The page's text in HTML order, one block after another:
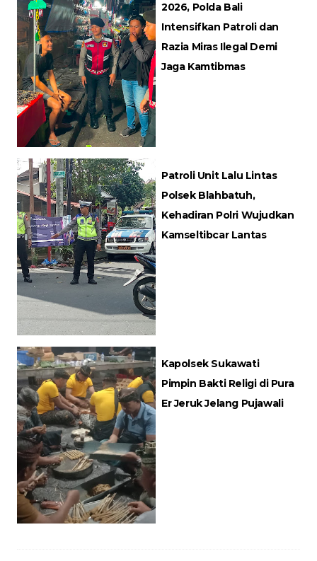
2026, Polda Bali
Intensifkan Patroli dan
Razia Miras Ilegal Demi
Jaga Kamtibmas
Patroli Unit Lalu Lintas
Polsek Blahbatuh,
Kehadiran Polri Wujudkan
Kamseltibcar Lantas
Kapolsek Sukawati
Pimpin Bakti Religi di Pura
Er Jeruk Jelang Pujawali